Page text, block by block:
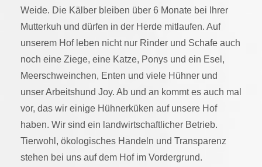
Weide. Die Kälber bleiben über 6 Monate bei Ihrer
Mutterkuh und dürfen in der Herde mitlaufen. Auf
unserem Hof leben nicht nur Rinder und Schafe auch
noch eine Ziege, eine Katze, Ponys und ein Esel,
Meerschweinchen, Enten und viele Hühner und
unser Arbeitshund Joy. Ab und an kommt es auch mal
vor, das wir einige Hühnerküken auf unsere Hof
haben. Wir sind ein landwirtschaftlicher Betrieb.
Tierwohl, ökologisches Handeln und Transparenz
stehen bei uns auf dem Hof im Vordergrund.